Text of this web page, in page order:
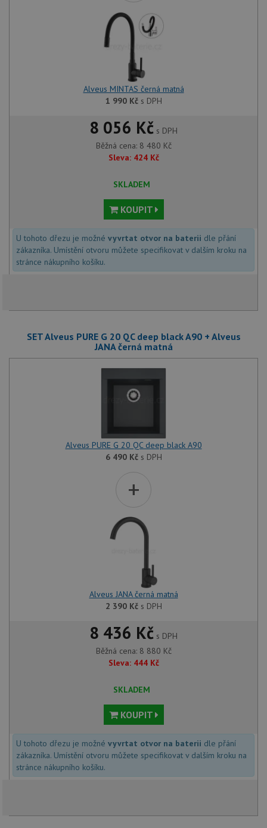
Alveus MINTAS černá matná
1 990 Kčs DPH
8 056 Kč s DPH
Běžná cena: 8 480 Kč
Sleva: 424 Kč
SKLADEM
KOUPIT
U tohoto dřezu je možné vyvrtat otvor na baterii dle přání
zákazníka. Umístění otvoru můžete specifikovat v dalším kroku na
stránce nákupního košíku.
SET Alveus PURE G 20 QC deep black A90 + Alveus
JANA černá matná
Alveus PURE G 20 QC deep black A90
6 490 Kčs DPH
+
Alveus JANA černá matná
2 390 Kčs DPH
8 436 Kč s DPH
Běžná cena: 8 880 Kč
Sleva: 444 Kč
SKLADEM
KOUPIT
U tohoto dřezu je možné vyvrtat otvor na baterii dle přání
zákazníka. Umístění otvoru můžete specifikovat v dalším kroku na
stránce nákupního košíku.